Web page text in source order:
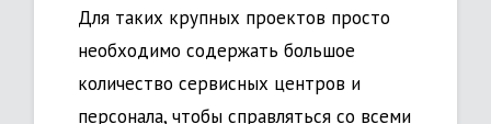
Для таких крупных проектов просто
необходимо содержать большое
количество сервисных центров и
персонала, чтобы справляться со всеми